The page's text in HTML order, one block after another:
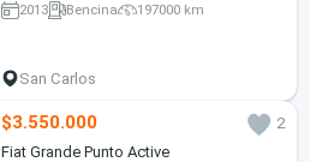
2013 Bencina 197000 km
San Carlos
$3.550.000
2
Fiat Grande Punto Active